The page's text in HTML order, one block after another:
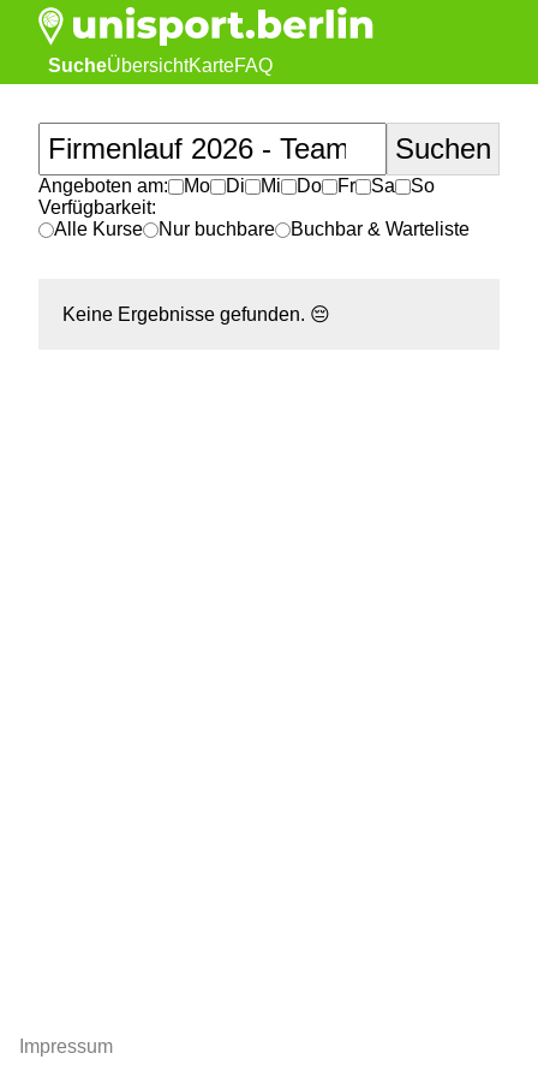
SucheÜbersichtKarteFAQ
Angeboten am: Mo Di Mi Do Fr Sa
So
Verfügbarkeit:
Alle Kurse
Nur buchbare Buchbar & Warteliste
Keine Ergebnisse gefunden. 😔
Impressum